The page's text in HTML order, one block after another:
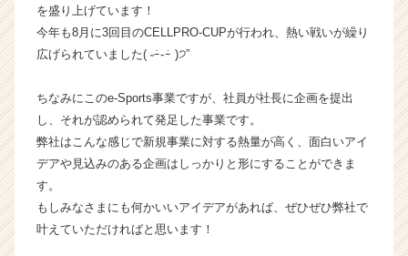
e
e
r
e
e
r）
を盛り上げています！
今年も8月に3回目のCELLPRO-CUPが行われ、熱い戦いが繰り
広げられていました( ˶ｰ̀֊ｰ́ )੭”
ちなみにこのe-Sports事業ですが、社員が社長に企画を提出
し、それが認められて発足した事業です。
弊社はこんな感じで新規事業に対する熱量が高く、面白いアイ
デアや見込みのある企画はしっかりと形にすることができま
す。
もしみなさまにも何かいいアイデアがあれば、ぜひぜひ弊社で
叶えていただければと思います！